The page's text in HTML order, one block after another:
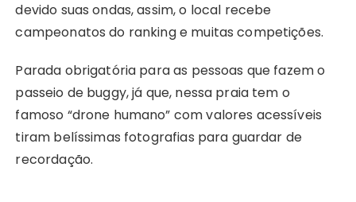
devido suas ondas, assim, o local recebe
campeonatos do ranking e muitas competições.
Parada obrigatória para as pessoas que fazem o
passeio de buggy, já que, nessa praia tem o
famoso “drone humano” com valores acessíveis
tiram belíssimas fotografias para guardar de
recordação.